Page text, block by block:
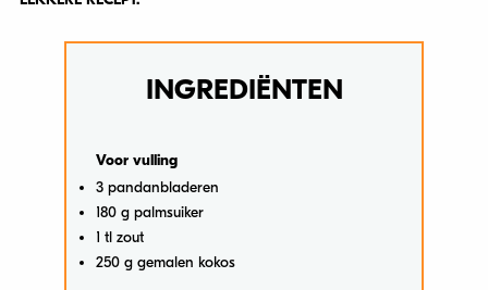
INGREDIËNTEN
Voor vulling
3 pandanbladeren
180 g palmsuiker
1 tl zout
250 g gemalen kokos